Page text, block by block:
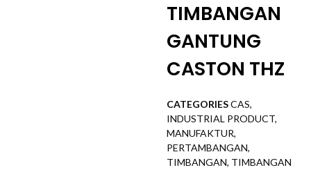
TIMBANGAN
GANTUNG
CASTON THZ
CATEGORIESCAS,
INDUSTRIAL PRODUCT,
MANUFAKTUR,
PERTAMBANGAN,
TIMBANGAN, TIMBANGAN